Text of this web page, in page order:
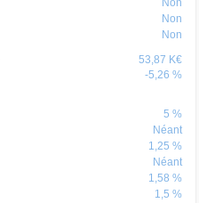
Non
Non
Non
53,87 K€
-5,26 %
5 %
Néant
1,25 %
Néant
1,58 %
1,5 %